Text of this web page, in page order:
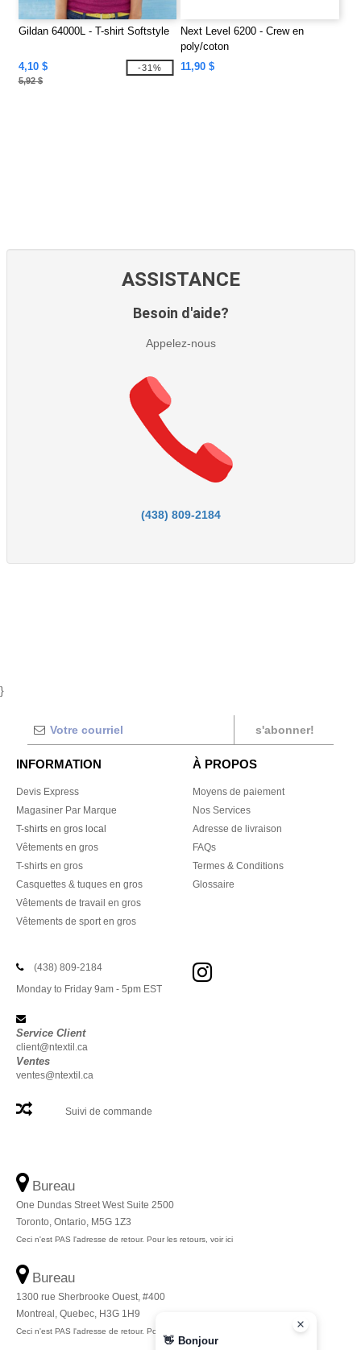
Gildan 64000L - T-shirt Softstyle
4,10 $
5,92 $
-31%
Next Level 6200 - Crew en
poly/coton
11,90 $
ASSISTANCE
Besoin d'aide?
Appelez-nous
(438) 809-2184
}
s'abonner!
INFORMATION
Devis Express
Magasiner Par Marque
T-shirts en gros local
Vêtements en gros
T-shirts en gros
Casquettes & tuques en gros
Vêtements de travail en gros
Vêtements de sport en gros
À PROPOS
Moyens de paiement
Nos Services
Adresse de livraison
FAQs
Termes & Conditions
Glossaire
(438) 809-2184
Monday to Friday 9am - 5pm EST
Service Client
client@ntextil.ca
Ventes
ventes@ntextil.ca
Suivi de commande
Bureau
One Dundas Street West Suite 2500
Toronto, Ontario, M5G 1Z3
Ceci n'est PAS l'adresse de retour. Pour les retours, voir ici
Bureau
1300 rue Sherbrooke Ouest, #400
Montreal, Quebec, H3G 1H9
Ceci n'est PAS l'adresse de retour. Pour les retours, voir ici
👋 Bonjour